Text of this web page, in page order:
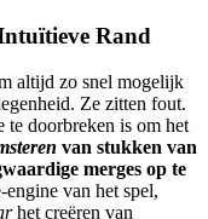
Rand
altijd zo snel mogelijk
Ze zitten fout.
te doorbreken is om het
van stukken van
merges op te
van het spel,
het creëren van